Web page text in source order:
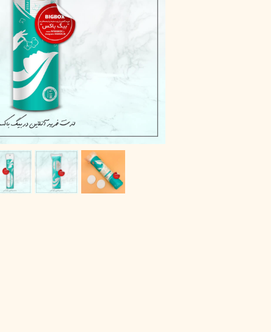
مراقبت چشم
شوینده صورت
ضد جوش و آکنه
ضد قارچ و باکتری
آبرسان و مرطوب کننده
پاک دارو
آر یو آکی
دیپ سنس
لاکچری کوین